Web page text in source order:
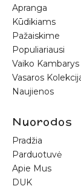
Apranga
Kūdikiams
Pažaiskime
Populiariausi
Vaiko Kambarys
Vasaros
Naujienos
Nuorodos
Pradžia
Parduotuvė
Apie Mus
DUK